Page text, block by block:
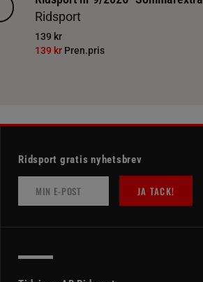
Ridsport
139 kr
139 kr Pren.pris
Ridsport gratis nyhetsbrev
JA TACK!